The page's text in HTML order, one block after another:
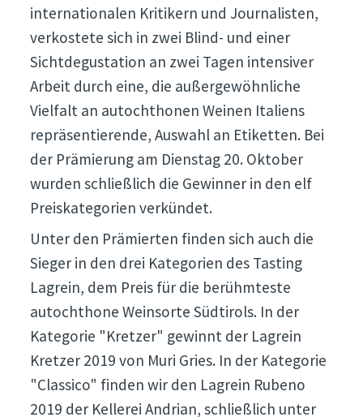
internationalen Kritikern und Journalisten,
verkostete sich in zwei Blind- und einer
Sichtdegustation an zwei Tagen intensiver
Arbeit durch eine, die außergewöhnliche
Vielfalt an autochthonen Weinen Italiens
repräsentierende, Auswahl an Etiketten. Bei
der Prämierung am Dienstag 20. Oktober
wurden schließlich die Gewinner in den elf
Preiskategorien verkündet.
Unter den Prämierten finden sich auch die
Sieger in den drei Kategorien des Tasting
Lagrein, dem Preis für die berühmteste
autochthone Weinsorte Südtirols. In der
Kategorie "Kretzer" gewinnt der Lagrein
Kretzer 2019 von Muri Gries. In der Kategorie
"Classico" finden wir den Lagrein Rubeno
2019 der Kellerei Andrian, schließlich unter